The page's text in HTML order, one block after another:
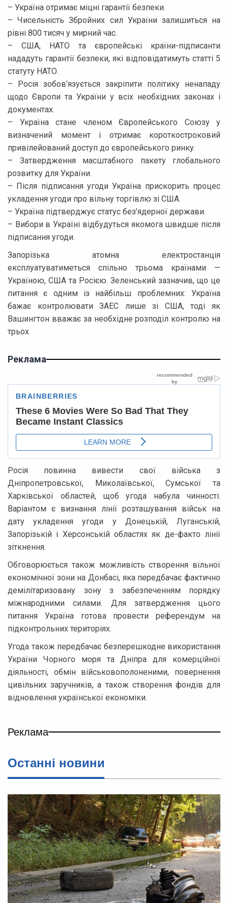
– Україна отримає міцні гарантії безпеки.
– Чисельність Збройних сил України залишиться на
рівні 800 тисяч у мирний час.
– США, НАТО та європейські країни-підписанти
нададуть гарантії безпеки, які відповідатимуть статті 5
статуту НАТО.
– Росія зобов’язується закріпити політику ненападу
щодо Європи та України у всіх необхідних законах і
документах.
– Україна стане членом Європейського Союзу у
визначений момент і отримає короткостроковий
привілейований доступ до європейського ринку.
– Затвердження масштабного пакету глобального
розвитку для України.
– Після підписання угоди Україна прискорить процес
укладення угоди про вільну торгівлю зі США.
– Україна підтверджує статус без’ядерної держави.
– Вибори в Україні відбудуться якомога швидше після
підписання угоди.
Запорізька атомна електростанція
експлуатуватиметься спільно трьома країнами —
Україною, США та Росією. Зеленський зазначив, що це
питання є одним із найбільш проблемних: Україна
бажає контролювати ЗАЕС лише зі США, тоді як
Вашингтон вважає за необхідне розподіл контролю на
трьох.
Реклама
Росія повинна вивести свої війська з
Дніпропетровської, Миколаївської, Сумської та
Харківської областей, щоб угода набула чинності.
Варіантом є визнання лінії розташування військ на
дату укладення угоди у Донецькій, Луганській,
Запорізькій і Херсонській областях як де-факто лінії
зіткнення.
Обговорюється також можливість створення вільної
економічної зони на Донбасі, яка передбачає фактично
демілітаризовану зону з забезпеченням порядку
міжнародними силами. Для затвердження цього
питання Україна готова провести референдум на
підконтрольних територіях.
Угода також передбачає безперешкодне використання
України Чорного моря та Дніпра для комерційної
діяльності, обмін військовополоненими, повернення
цивільних заручників, а також створення фондів для
відновлення української економіки.
Реклама
Останні новини